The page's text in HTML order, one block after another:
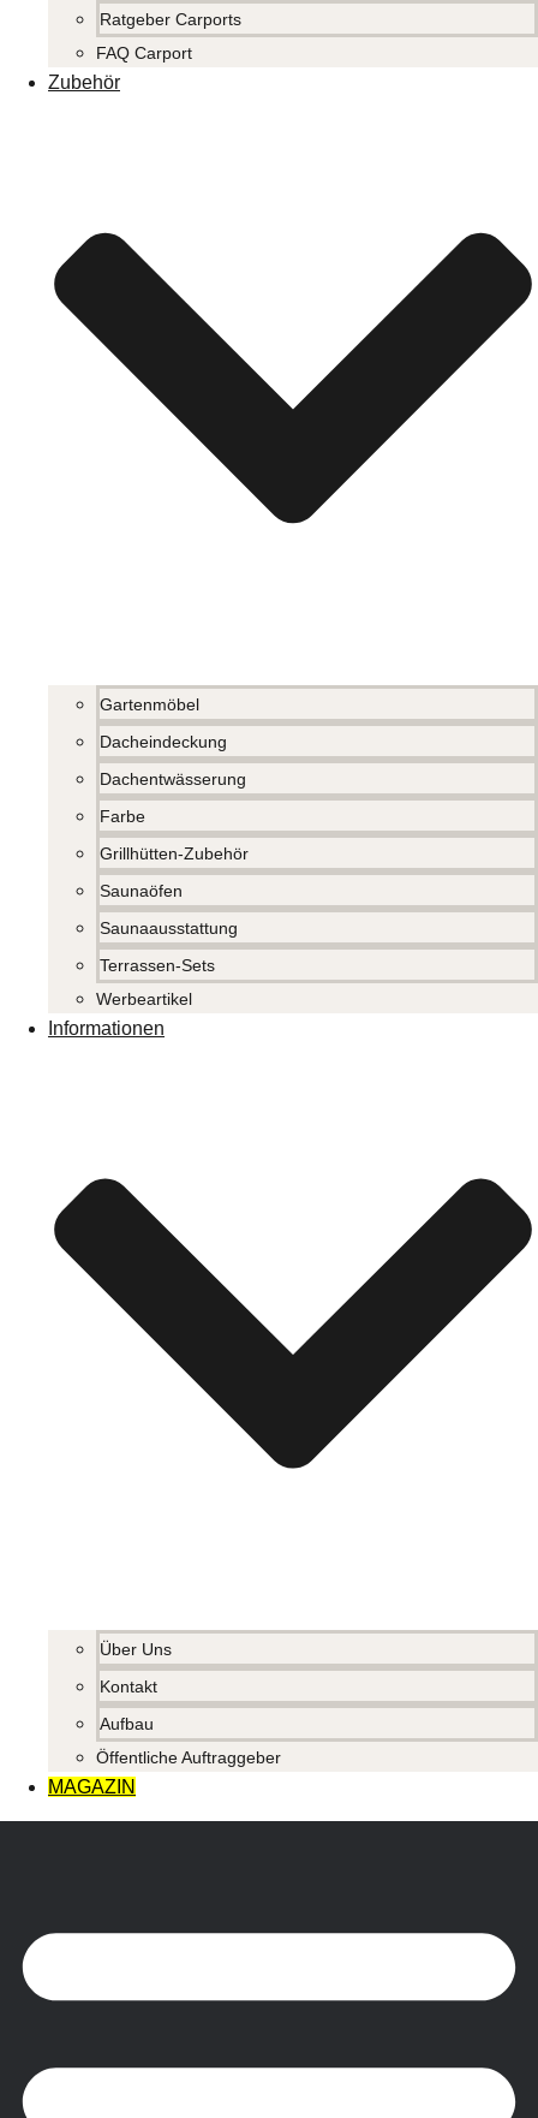
Ratgeber Carports
FAQ Carport
Zubehör
Gartenmöbel
Dacheindeckung
Dachentwässerung
Farbe
Grillhütten-Zubehör
Saunaöfen
Saunaausstattung
Terrassen-Sets
Werbeartikel
Informationen
Über Uns
Kontakt
Aufbau
Öffentliche Auftraggeber
MAGAZIN